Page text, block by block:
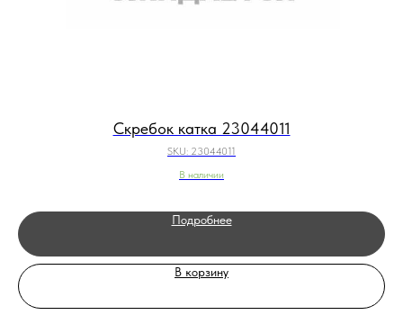
Скребок катка 23044011
SKU: 23044011
В наличии
Подробнее
В корзину